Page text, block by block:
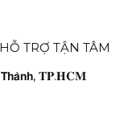
TRỢ TẬN TÂM
𝗧𝗵𝗮̀𝗻𝗵, 𝐓𝐏.𝐇𝐂𝐌